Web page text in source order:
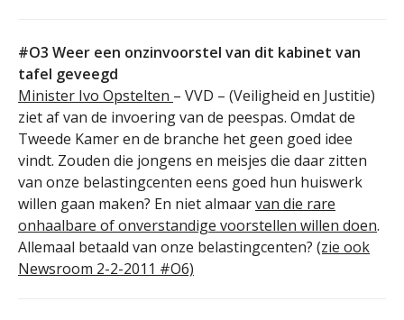
#O3 Weer een onzinvoorstel van dit kabinet van
tafel geveegd
Minister Ivo Opstelten – VVD – (Veiligheid en Justitie)
ziet af van de invoering van de peespas. Omdat de
Tweede Kamer en de branche het geen goed idee
vindt. Zouden die jongens en meisjes die daar zitten
van onze belastingcenten eens goed hun huiswerk
willen gaan maken? En niet almaarvan die rare
onhaalbare of onverstandige voorstellen willen doen.
Allemaal betaald van onze belastingcenten? (zie ook
Newsroom 2-2-2011 #O6)